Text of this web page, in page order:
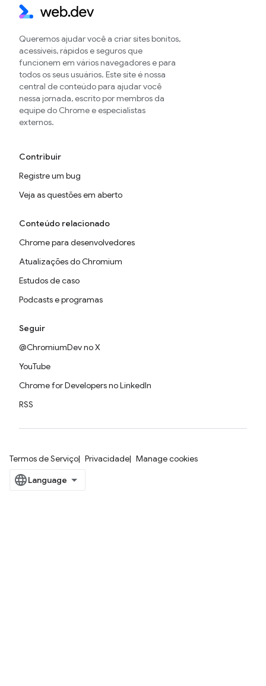
Queremos ajudar você a criar sites bonitos,
acessíveis, rápidos e seguros que
funcionem em vários navegadores e para
todos os seus usuários. Este site é nossa
central de conteúdo para ajudar você
nessa jornada, escrito por membros da
equipe do Chrome e especialistas
externos.
Contribuir
Registre um bug
Veja as questões em aberto
Conteúdo relacionado
Chrome para desenvolvedores
Atualizações do Chromium
Estudos de caso
Podcasts e programas
Seguir
@ChromiumDev no X
YouTube
Chrome for Developers no LinkedIn
RSS
Termos de Serviço Privacidade Manage cookies